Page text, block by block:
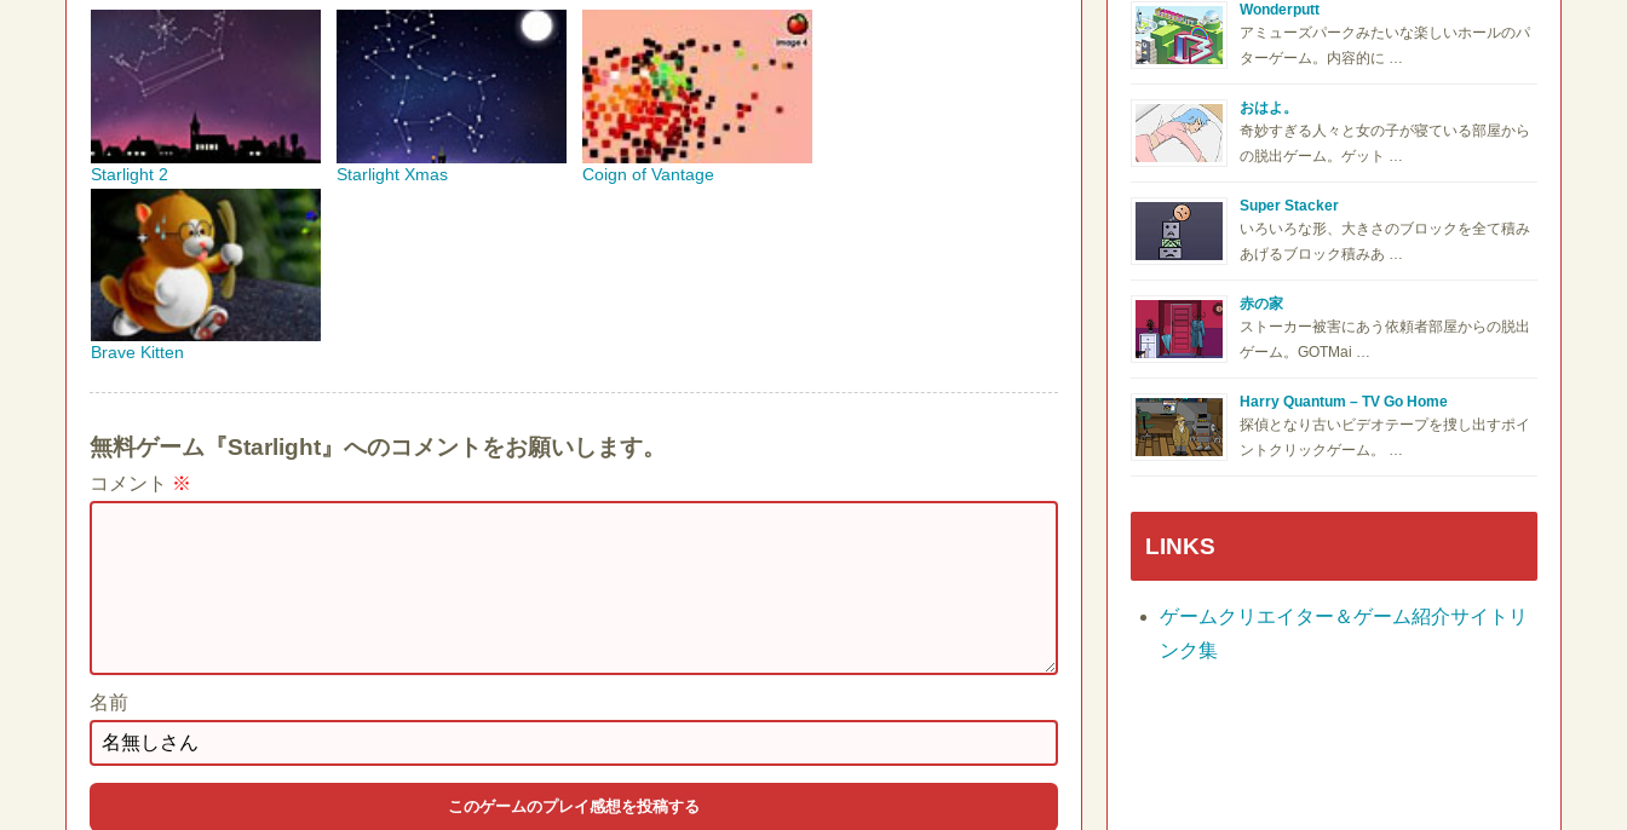
Starlight 2 Starlight Xmas Coign of Vantage
Brave Kitten
無料ゲーム『Starlight』へのコメントをお願いします。
コメント ※
名前
Wonderputt
アミューズパークみたいな楽しいホールのパ
ターゲーム。内容的に …
おはよ。
奇妙すぎる人々と女の子が寝ている部屋から
の脱出ゲーム。ゲット …
Super Stacker
いろいろな形、大きさのブロックを全て積み
あげるブロック積みあ …
赤の家
ストーカー被害にあう依頼者部屋からの脱出
ゲーム。GOTMai …
Harry Quantum – TV Go Home
探偵となり古いビデオテープを捜し出すポイ
ントクリックゲーム。 …
LINKS
ゲームクリエイター＆ゲーム紹介サイトリ
ンク集